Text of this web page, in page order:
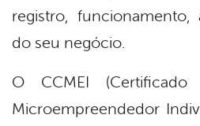
registro, funcionamento,
do seu negócio.
O CCMEI
Microempreendedor